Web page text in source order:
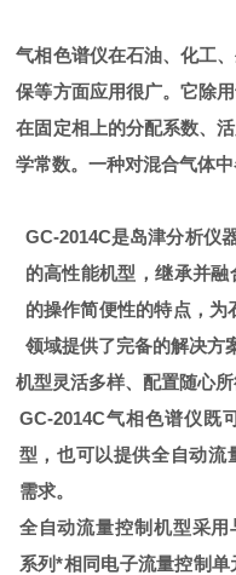
气相色谱仪在石油、化工
保等方面应用很广。它除
在固定相上的分配系数、
学常数。一种对混合气体
GC-2014C是岛津分析仪
的高性能机型，继承并融
的操作简便性的特点，
领域提供了完备的解决方
机型灵活多样、配置随心
GC-2014C气相色谱仪既
型，也可以提供全自动流
需求。
全自动流量控制机型采用
系列*相同电子流量控制